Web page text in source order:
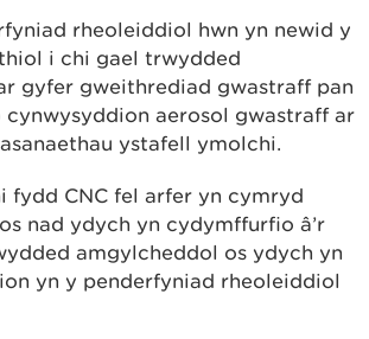
rheoleiddiol hwn yn newid y
i chi gael trwydded
gyfer gweithrediad gwastraff pan
aerosol gwastraff ar
ystafell ymolchi.
fydd CNC fel arfer yn cymryd
nad ydych yn cydymffurfio â’r
amgylcheddol os ydych yn
yn y penderfyniad rheoleiddiol